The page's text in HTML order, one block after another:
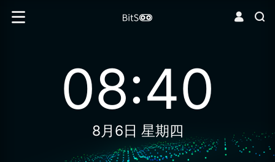
08:40
8月6日 星期四